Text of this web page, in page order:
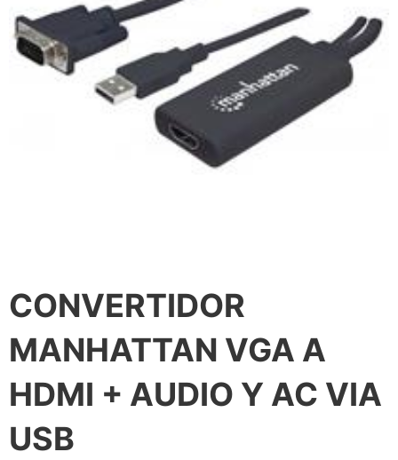
CONVERTIDOR
MANHATTAN VGA A
HDMI + AUDIO Y AC VIA
USB